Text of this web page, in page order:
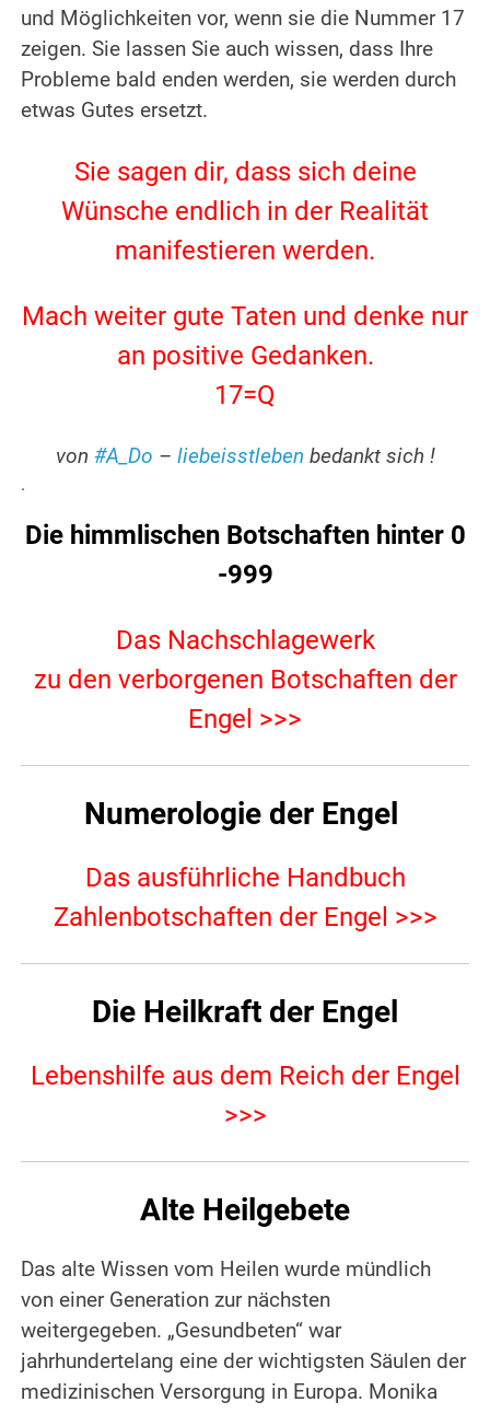
und Möglichkeiten vor, wenn sie die Nummer 17
zeigen.Sie lassen Sie auch wissen, dass Ihre
Probleme bald enden werden, sie werden durch
etwas Gutes ersetzt.
Sie sagen dir, dass sich deine
Wünsche endlich in der Realität
manifestieren werden.
Mach weiter gute Taten und denke nur
an positive Gedanken.
17=Q
von #A_Do – liebeisstleben bedankt sich !
.
Die himmlischen Botschaften hinter 0
-999
Das Nachschlagewerk
zu den verborgenen Botschaften der
Engel >>>
Numerologie der Engel
Das ausführliche Handbuch
Zahlenbotschaften der Engel >>>
Die Heilkraft der Engel
Lebenshilfe aus dem Reich der Engel
>>>
Alte Heilgebete
Das alte Wissen vom Heilen wurde mündlich
von einer Generation zur nächsten
weitergegeben. „Gesundbeten“ war
jahrhundertelang eine der wichtigsten Säulen der
medizinischen Versorgung in Europa. Monika